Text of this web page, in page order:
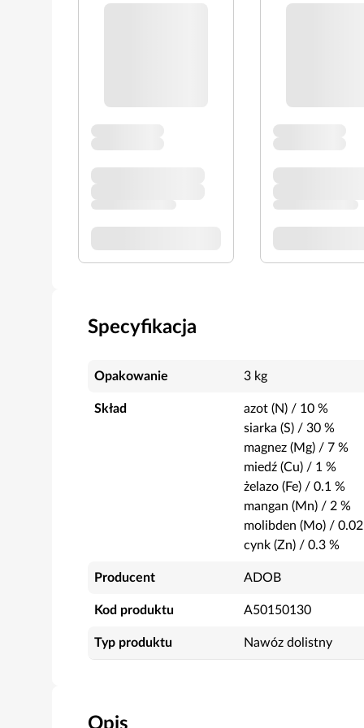
Specyfikacja
Opakowanie 3 kg
Skład azot (N) / 10 %
siarka (S) / 30 %
magnez (Mg) / 7 %
miedź (Cu) / 1 %
żelazo (Fe) / 0.1 %
mangan (Mn) / 2 %
molibden (Mo) / 0.02
cynk (Zn) / 0.3 %
Producent ADOB
Kod produktu A50150130
Typ produktu Nawóz dolistny
Opis